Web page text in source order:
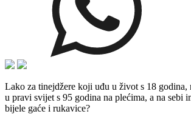
Lako za tinejdžere koji uđu u život s 18 godina,
u pravi svijet s 95 godina na plećima, a na sebi
bijele gaće i rukavice?